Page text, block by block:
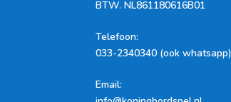
BTW. NL861180616B01
Telefoon:
033-2340340 (ook whatsapp)
Email: